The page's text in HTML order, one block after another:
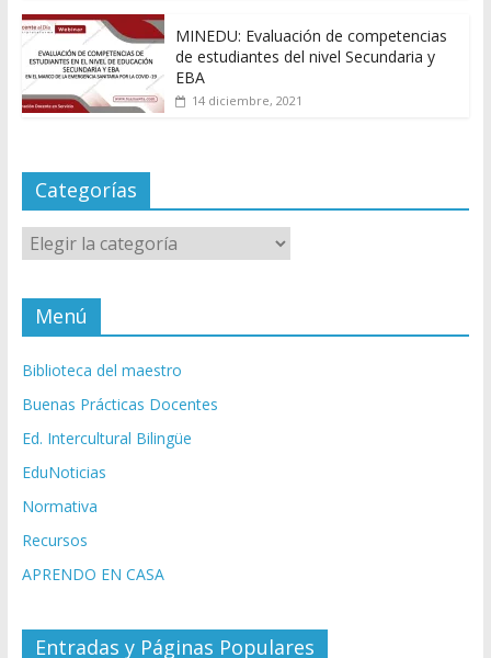
MINEDU: Evaluación de competencias
de estudiantes del nivel Secundaria y
EBA
14 diciembre, 2021
Categorías
Categorías
Menú
Biblioteca del maestro
Buenas Prácticas Docentes
Ed. Intercultural Bilingüe
EduNoticias
Normativa
Recursos
APRENDO EN CASA
Entradas y Páginas Populares